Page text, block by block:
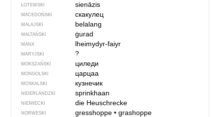
ŁOTEWSKI sienāzis
MACEDOŃSKI скакулец
MALAJSKI belalang
MALTAŃSKI ġurad
MANX lheimydyr-faiyr
MARYJSKI ?
MOKSZAŃSKI циледи
MONGOLSKI царцаа
MOSKALSKI кузнечик
NIDERLANDZKI sprinkhaan
NIEMIECKI die Heuschrecke
NORWESKI gresshoppe• grashoppe